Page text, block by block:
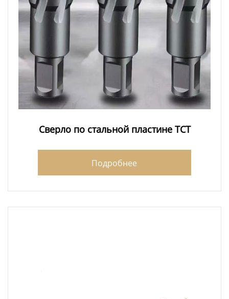
Сверло по стальной пластине TCT
Подробнее